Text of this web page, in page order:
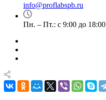
info@proflabspb.ru
Пн. – Пт.: с 9:00 до 18:00